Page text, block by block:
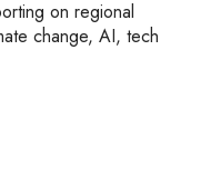
on regional
change, AI, tech